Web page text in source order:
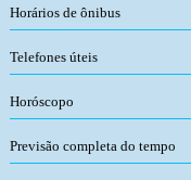
Horários de ônibus
Telefones úteis
Horóscopo
Previsão completa do tempo